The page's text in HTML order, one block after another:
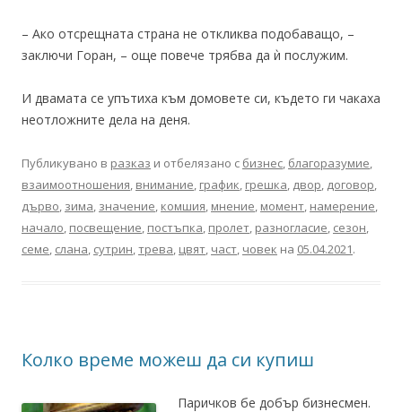
– Ако отсрещната страна не откликва подобаващо, –
заключи Горан, – още повече трябва да ѝ послужим.
И двамата се упътиха към домовете си, където ги чакаха
неотложните дела на деня.
Публикувано в разказ и отбелязано с бизнес, благоразумие,
взаимоотношения, внимание, график, грешка, двор, договор,
дърво, зима, значение, комшия, мнение, момент, намерение,
начало, посвещение, постъпка, пролет, разногласие, сезон,
семе, слана, сутрин,трева, цвят, част, човек на 05.04.2021.
Колко време можеш да си купиш
Паричков бе добър бизнесмен.